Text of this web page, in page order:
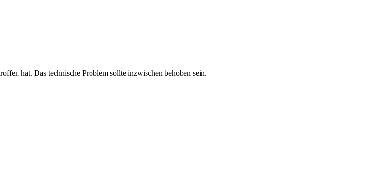
hat. Das technische Problem sollte inzwischen behoben sein.